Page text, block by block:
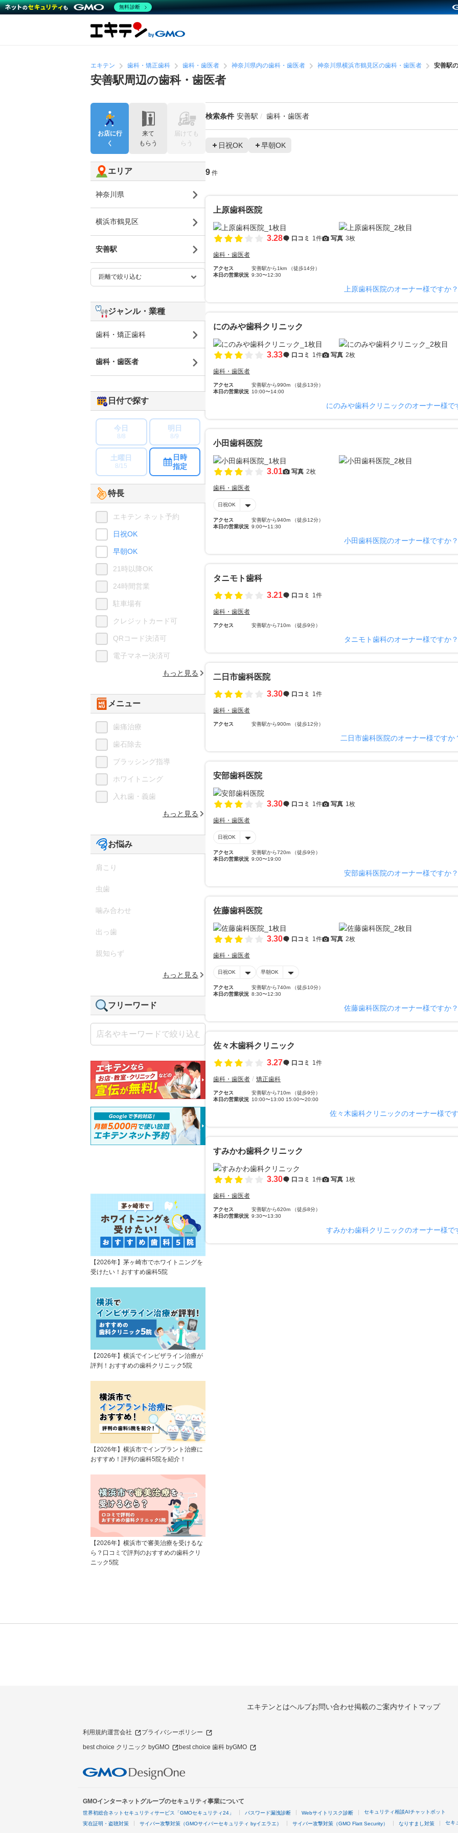
エキテン 歯科・矯正歯科 歯科・歯医者 神奈川県内の歯科・歯医者 神奈川県横浜市鶴見区の歯科・歯医者 安善駅
安善駅周辺の歯科・歯医者
検索条件 安善駅 歯科・歯医者
日祝OK 早朝OK
9 件
上原歯科医院
3.28 口コミ 1件 写真 3枚
歯科・歯医者
アクセス
安善駅から1km （徒歩14分）
本日の営業状況 9:30〜12:30
上原歯科医院のオーナー様ですか？
にのみや歯科クリニック
3.33 口コミ 1件 写真 2枚
歯科・歯医者
アクセス
安善駅から990m （徒歩13分）
本日の営業状況 10:00〜14:00
にのみや歯科クリニックのオーナー様で
小田歯科医院
3.01 写真 2枚
歯科・歯医者
日祝OK
アクセス
安善駅から940m （徒歩12分）
本日の営業状況 9:00〜11:30
小田歯科医院のオーナー様ですか？
タニモト歯科
3.21
口コミ 1件
歯科・歯医者
アクセス 安善駅から710m （徒歩9分）
タニモト歯科のオーナー様ですか？
二日市歯科医院
3.30
口コミ 1件
歯科・歯医者
アクセス 安善駅から900m （徒歩12分）
二日市歯科医院のオーナー様ですか
安部歯科医院
3.30 口コミ 1件 写真 1枚
歯科・歯医者
日祝OK
アクセス
安善駅から720m （徒歩9分）
本日の営業状況 9:00〜19:00
安部歯科医院のオーナー様ですか？
佐藤歯科医院
3.30 口コミ 1件 写真 2枚
歯科・歯医者
日祝OK 早朝OK
アクセス
安善駅から740m （徒歩10分）
本日の営業状況 8:30〜12:30
佐藤歯科医院のオーナー様ですか？
佐々木歯科クリニック
3.27
口コミ 1件
歯科・歯医者 矯正歯科
アクセス
安善駅から710m （徒歩9分）
本日の営業状況 10:00〜13:00 15:00〜20:00
佐々木歯科クリニックのオーナー様で
すみかわ歯科クリニック
3.30 口コミ 1件 写真 1枚
歯科・歯医者
アクセス
安善駅から620m （徒歩8分）
本日の営業状況 9:30〜13:30
すみかわ歯科クリニックのオーナー様で
お店に行
く
来て
もらう
届けても
らう
エリア
神奈川県
横浜市鶴見区
安善駅
ジャンル・業種
歯科・矯正歯科
歯科・歯医者
日付で探す
今日
8/8
明日
8/9
土曜日
8/15
日時
指定
特長
エキテン ネット予約
日祝OK
早朝OK
21時以降OK
24時間営業
駐車場有
クレジットカード可
QRコード決済可
電子マネー決済可
もっと見る
メニュー
歯痛治療
歯石除去
ブラッシング指導
ホワイトニング
入れ歯・義歯
もっと見る
お悩み
肩こり
虫歯
噛み合わせ
出っ歯
親知らず
もっと見る
フリーワード
【2026年】茅ヶ崎市でホワイトニングを
受けたい！おすすめ歯科5院
【2026年】横浜でインビザライン治療が
評判！おすすめの歯科クリニック5院
【2026年】横浜市でインプラント治療に
おすすめ！評判の歯科5院を紹介！
【2026年】横浜市で審美治療を受けるな
ら？口コミで評判のおすすめの歯科クリ
ニック5院
エキテンとはヘルプお問い合わせ掲載のご案内サイトマップ
利用規約運営会社 プライバシーポリシー
best choice クリニック byGMO best choice 歯科 byGMO
GMOインターネットグループのセキュリティ事業について
世界初総合ネットセキュリティサービス「GMOセキュリティ24」 パスワード漏洩診断 Webサイトリスク診断 セキュリティ相談AIチャットボット
実在証明・盗聴対策 サイバー攻撃対策（GMOサイバーセキュリティ byイエラエ） サイバー攻撃対策（GMO Flatt Security） なりすまし対策 セキ
無料診断